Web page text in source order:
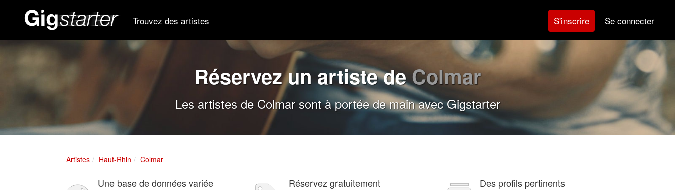
Trouvez des artistes S'inscrire Se connecter
Réservez un artiste deColmar
Les artistes de Colmar sont à portée de main avec Gigstarter
Artistes Haut-Rhin Colmar
Une base de données variée Réservez gratuitement Des profils pertinents